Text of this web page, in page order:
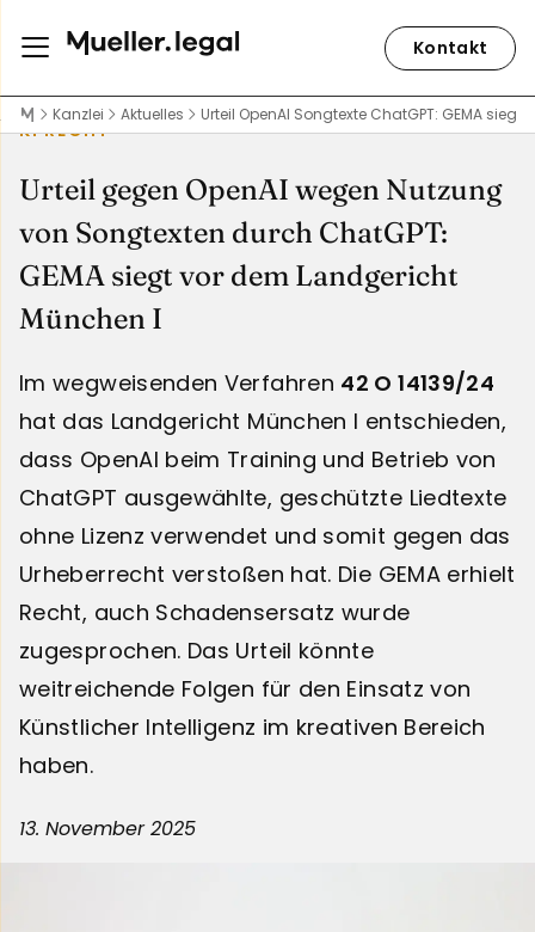
Kontakt
Kanzlei Aktuelles Urteil OpenAI Songtexte ChatGPT: GEMA siegt
KI RECHT
Urteil gegen OpenAI wegen Nutzung
von Songtexten durch ChatGPT:
GEMA siegt vor dem Landgericht
München I
Im wegweisenden Verfahren 42 O 14139/24
hat das Landgericht München I entschieden,
dass OpenAI beim Training und Betrieb von
ChatGPT ausgewählte, geschützte Liedtexte
ohne Lizenz verwendet und somit gegen das
Urheberrecht verstoßen hat. Die GEMA erhielt
Recht, auch Schadens­er­satz wurde
zugesprochen. Das Urteil könnte
weitreichende Folgen für den Einsatz von
Künstlicher Intelligenz im kreativen Bereich
haben.
13. November 2025